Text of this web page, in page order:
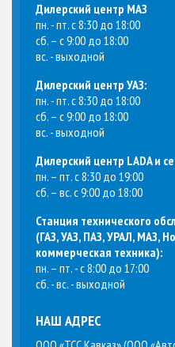
Дилерский центр МАЗ
пн. - пт. с 8:30 до 18:00
сб. – с 9:00 до 18:00
вс. - выходной
Дилерский центр УАЗ:
пн. - пт. с 8:30 до 18:00
сб. – с 9:00 до 18:00
вс. - выходной
Дилерский центр LADA и
пн. – пт. с 8:30 до 19:00
сб. – вс. с 9:00 до 18:00
Станция технического
(ГАЗ, УАЗ, ПАЗ, УРАЛ, МАЗ,
коммерческая техника):
пн. – пт. - с 8:00 до 17:00
сб. - вс. - выходной
НАШ АДРЕС